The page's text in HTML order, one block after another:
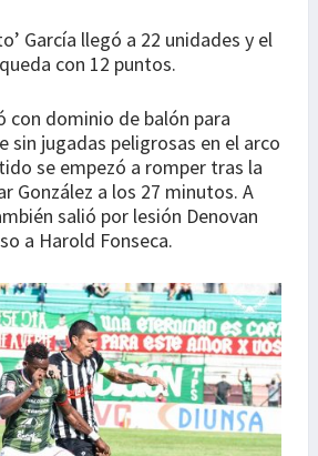
García llegó a 22 unidades y el
con 12 puntos.
con dominio de balón para
sin jugadas peligrosas en el arco
se empezó a romper tras la
González a los 27 minutos. A
salió por lesión Denovan
a Harold Fonseca.